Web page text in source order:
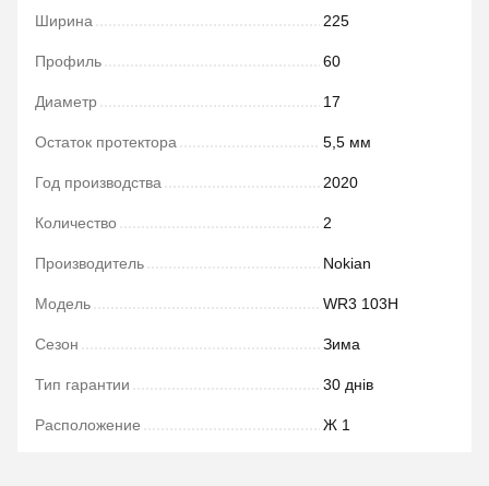
Ширина 225
Профиль 60
Диаметр 17
Остаток протектора 5,5 мм
Год производства 2020
Количество 2
Производитель Nokian
Модель WR3 103H
Сезон Зима
Тип гарантии 30 днів
Расположение Ж 1